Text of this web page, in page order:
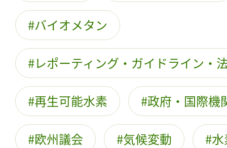
バイオメタン
レポーティング・ガイドライン・
再生可能水素 政府・国際機
欧州議会 気候変動